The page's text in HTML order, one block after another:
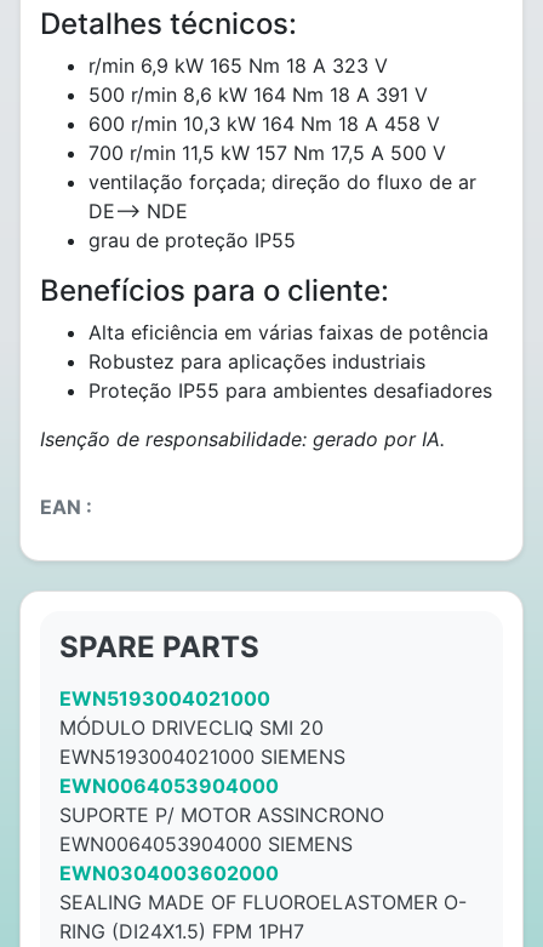
Detalhes técnicos:
r/min 6,9 kW 165 Nm 18 A 323 V
500 r/min 8,6 kW 164 Nm 18 A 391 V
600 r/min 10,3 kW 164 Nm 18 A 458 V
700 r/min 11,5 kW 157 Nm 17,5 A 500 V
ventilação forçada; direção do fluxo de ar
DE--> NDE
grau de proteção IP55
Benefícios para o cliente:
Alta eficiência em várias faixas de potência
Robustez para aplicações industriais
Proteção IP55 para ambientes desafiadores
Isenção de responsabilidade: gerado por IA.
EAN :
SPARE PARTS
EWN5193004021000
MÓDULO DRIVECLIQ SMI 20
EWN5193004021000 SIEMENS
EWN0064053904000
SUPORTE P/ MOTOR ASSINCRONO
EWN0064053904000 SIEMENS
EWN0304003602000
SEALING MADE OF FLUOROELASTOMER O-
RING (DI24X1.5) FPM 1PH7